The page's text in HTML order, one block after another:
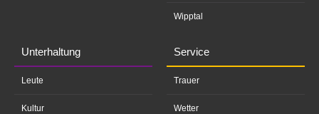
Wipptal
Unterhaltung
Leute
Kultur
Service
Trauer
Wetter